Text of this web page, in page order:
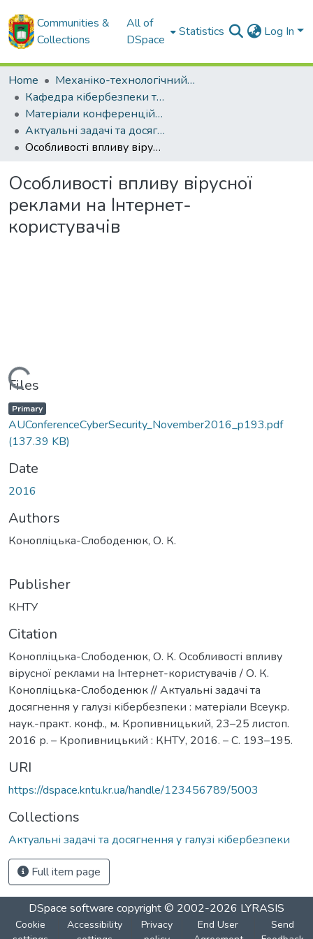
Communities &
Collections
All of
DSpace
Statistics Log In
Home
Механіко-технологічний факультет
Кафедра кібербезпеки та програмного забезпечення
Матеріали конференцій кафедри КБ та ПЗ
Актуальні задачі та досягнення у галузі кібербезпеки
Особливості впливу вірусної реклами на Інтернет-користувачів
Особливості впливу вірусної
реклами на Інтернет-
користувачів
Loading...
Files
Primary
AUConferenceCyberSecurity_November2016_p193.pdf
(137.39 KB)
Date
2016
Authors
Конопліцька-Слободенюк, О. К.
Publisher
КНТУ
Citation
Конопліцька-Слободенюк, О. К. Особливості впливу
вірусної реклами на Інтернет-користувачів / О. К.
Конопліцька-Слободенюк // Актуальні задачі та
досягнення у галузі кібербезпеки : матеріали Всеукр.
наук.-практ. конф., м. Кропивницький, 23–25 листоп.
2016 р. – Кропивницький : КНТУ, 2016. – С. 193–195.
URI
https://dspace.kntu.kr.ua/handle/123456789/5003
Collections
Актуальні задачі та досягнення у галузі кібербезпеки
Full item page
DSpace software copyright © 2002-2026 LYRASIS
Cookie
Accessibility
Privacy
End User
Send